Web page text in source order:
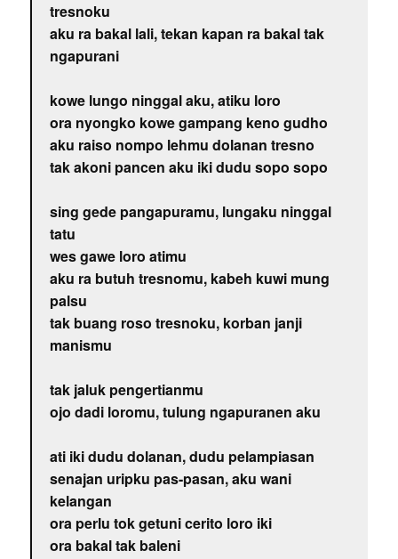
tresnoku
aku ra bakal lali, tekan kapan ra bakal tak
ngapurani
kowe lungo ninggal aku, atiku loro
ora nyongko kowe gampang keno gudho
aku raiso nompo lehmu dolanan tresno
tak akoni pancen aku iki dudu sopo sopo
sing gede pangapuramu, lungaku ninggal
tatu
wes gawe loro atimu
aku ra butuh tresnomu, kabeh kuwi mung
palsu
tak buang roso tresnoku, korban janji
manismu
tak jaluk pengertianmu
ojo dadi loromu, tulung ngapuranen aku
ati iki dudu dolanan, dudu pelampiasan
senajan uripku pas-pasan, aku wani
kelangan
ora perlu tok getuni cerito loro iki
ora bakal tak baleni